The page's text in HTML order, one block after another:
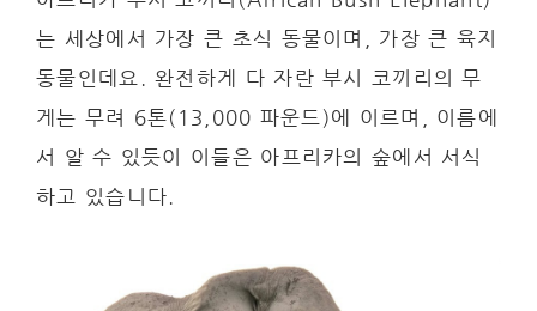
는 세상에서 가장 큰 초식 동물이며, 가장 큰 육지
동물인데요. 완전하게 다 자란 부시 코끼리의 무
게는 무려 6톤(13,000 파운드)에 이르며, 이름에
서 알 수 있듯이 이들은 아프리카의 숲에서 서식
하고 있습니다.